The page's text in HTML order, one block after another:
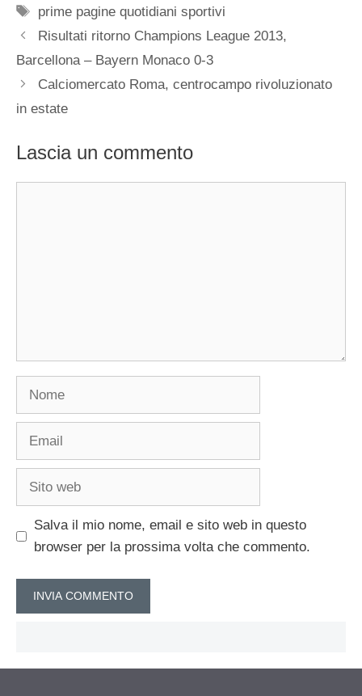
Tag
prime pagine quotidiani sportivi
Risultati ritorno Champions League 2013,
Barcellona – Bayern Monaco 0-3
Calciomercato Roma, centrocampo rivoluzionato
in estate
Lascia un commento
Nome
Email
Sito
Salva il mio nome, email e sito web in questo
browser per la prossima volta che commento.